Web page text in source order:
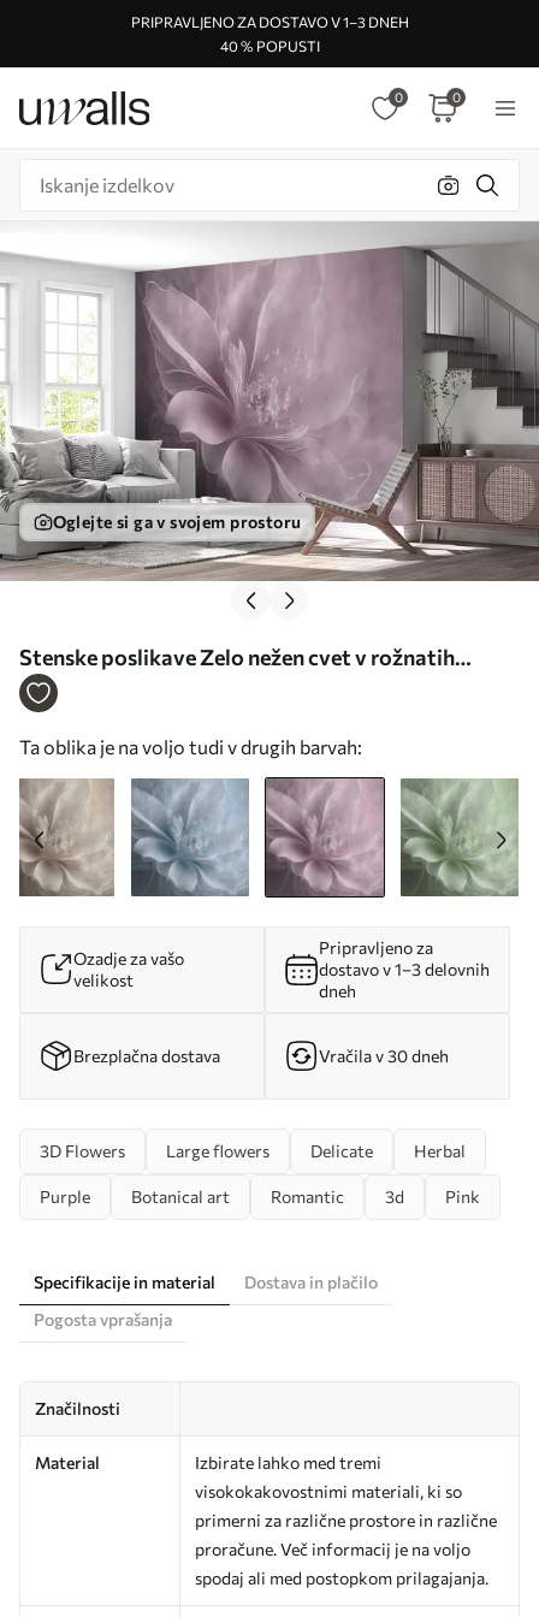
PRIPRAVLJENO ZA DOSTAVO V 1–3 DNEH
40 % POPUSTI
0 0
Oglejte si ga v svojem prostoru
Stenske poslikave Zelo nežen cvet v rožnatih
barvah Št. u93944v2
Ta oblika je na voljo tudi v drugih barvah:
Ozadje za vašo
velikost
Pripravljeno za
dostavo v 1–3 delovnih
dneh
Brezplačna dostava Vračila v 30 dneh
3D Flowers Large flowers Delicate Herbal
Purple Botanical art Romantic 3d Pink
Specifikacije in material
Dostava in plačilo
Pogosta vprašanja
Značilnosti
Material
Izbirate lahko med tremi
visokokakovostnimi materiali, ki so
primerni za različne prostore in različne
proračune. Več informacij je na voljo
spodaj ali med postopkom prilagajanja.